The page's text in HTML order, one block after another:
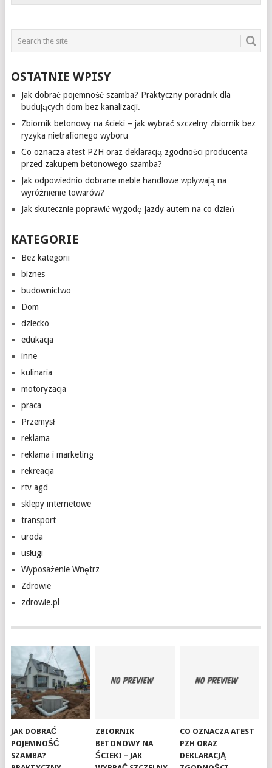
OSTATNIE WPISY
Jak dobrać pojemność szamba? Praktyczny poradnik dla
budujących dom bez kanalizacji.
Zbiornik betonowy na ścieki – jak wybrać szczelny zbiornik bez
ryzyka nietrafionego wyboru
Co oznacza atest PZH oraz deklaracją zgodności producenta
przed zakupem betonowego szamba?
Jak odpowiednio dobrane meble handlowe wpływają na
wyróżnienie towarów?
Jak skutecznie poprawić wygodę jazdy autem na co dzień
KATEGORIE
Bez kategorii
biznes
budownictwo
Dom
dziecko
edukacja
inne
kulinaria
motoryzacja
praca
Przemysł
reklama
reklama i marketing
rekreacja
rtv agd
sklepy internetowe
transport
uroda
usługi
Wyposażenie Wnętrz
Zdrowie
zdrowie.pl
JAK DOBRAĆ
POJEMNOŚĆ
SZAMBA?
ZBIORNIK
BETONOWY NA
ŚCIEKI – JAK
CO OZNACZA ATEST
PZH ORAZ
DEKLARACJĄ